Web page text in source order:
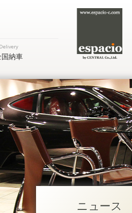
Delivery
国納車
ニュース